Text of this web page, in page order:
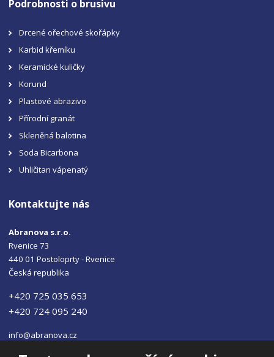
Podrobnosti o brusivu
Drcené ořechové skořápky
Karbid křemíku
Keramické kuličky
Korund
Plastové abrazivo
Přírodní granát
Skleněná balotina
Soda Bicarbona
Uhličitan vápenatý
Kontaktujte nás
Abranova s.r.o.
Rvenice 73
440 01 Postoloprty - Rvenice
Česká republika
+420 725 035 653
+420 724 095 240
info@abranova.cz